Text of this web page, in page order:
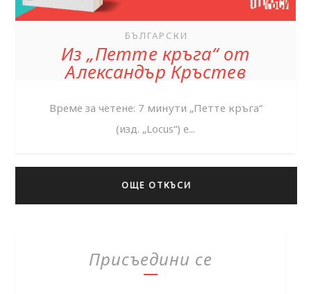
БЪЛГАРСКИ
Из „Петте кръга“ от
Александър Кръстев
Време за четене: 7 минути „Петте кръга“
(изд. „Locus“) е...
ОЩЕ ОТКЪСИ
Присъедини се